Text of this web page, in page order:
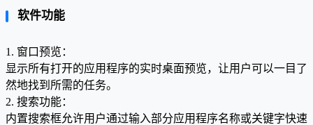
软件功能
1. 窗口预览：
显示所有打开的应用程序的实时桌面预览，让用户可以一目了
然地找到所需的任务。
2. 搜索功能：
内置搜索框允许用户通过输入部分应用程序名称或关键字快速